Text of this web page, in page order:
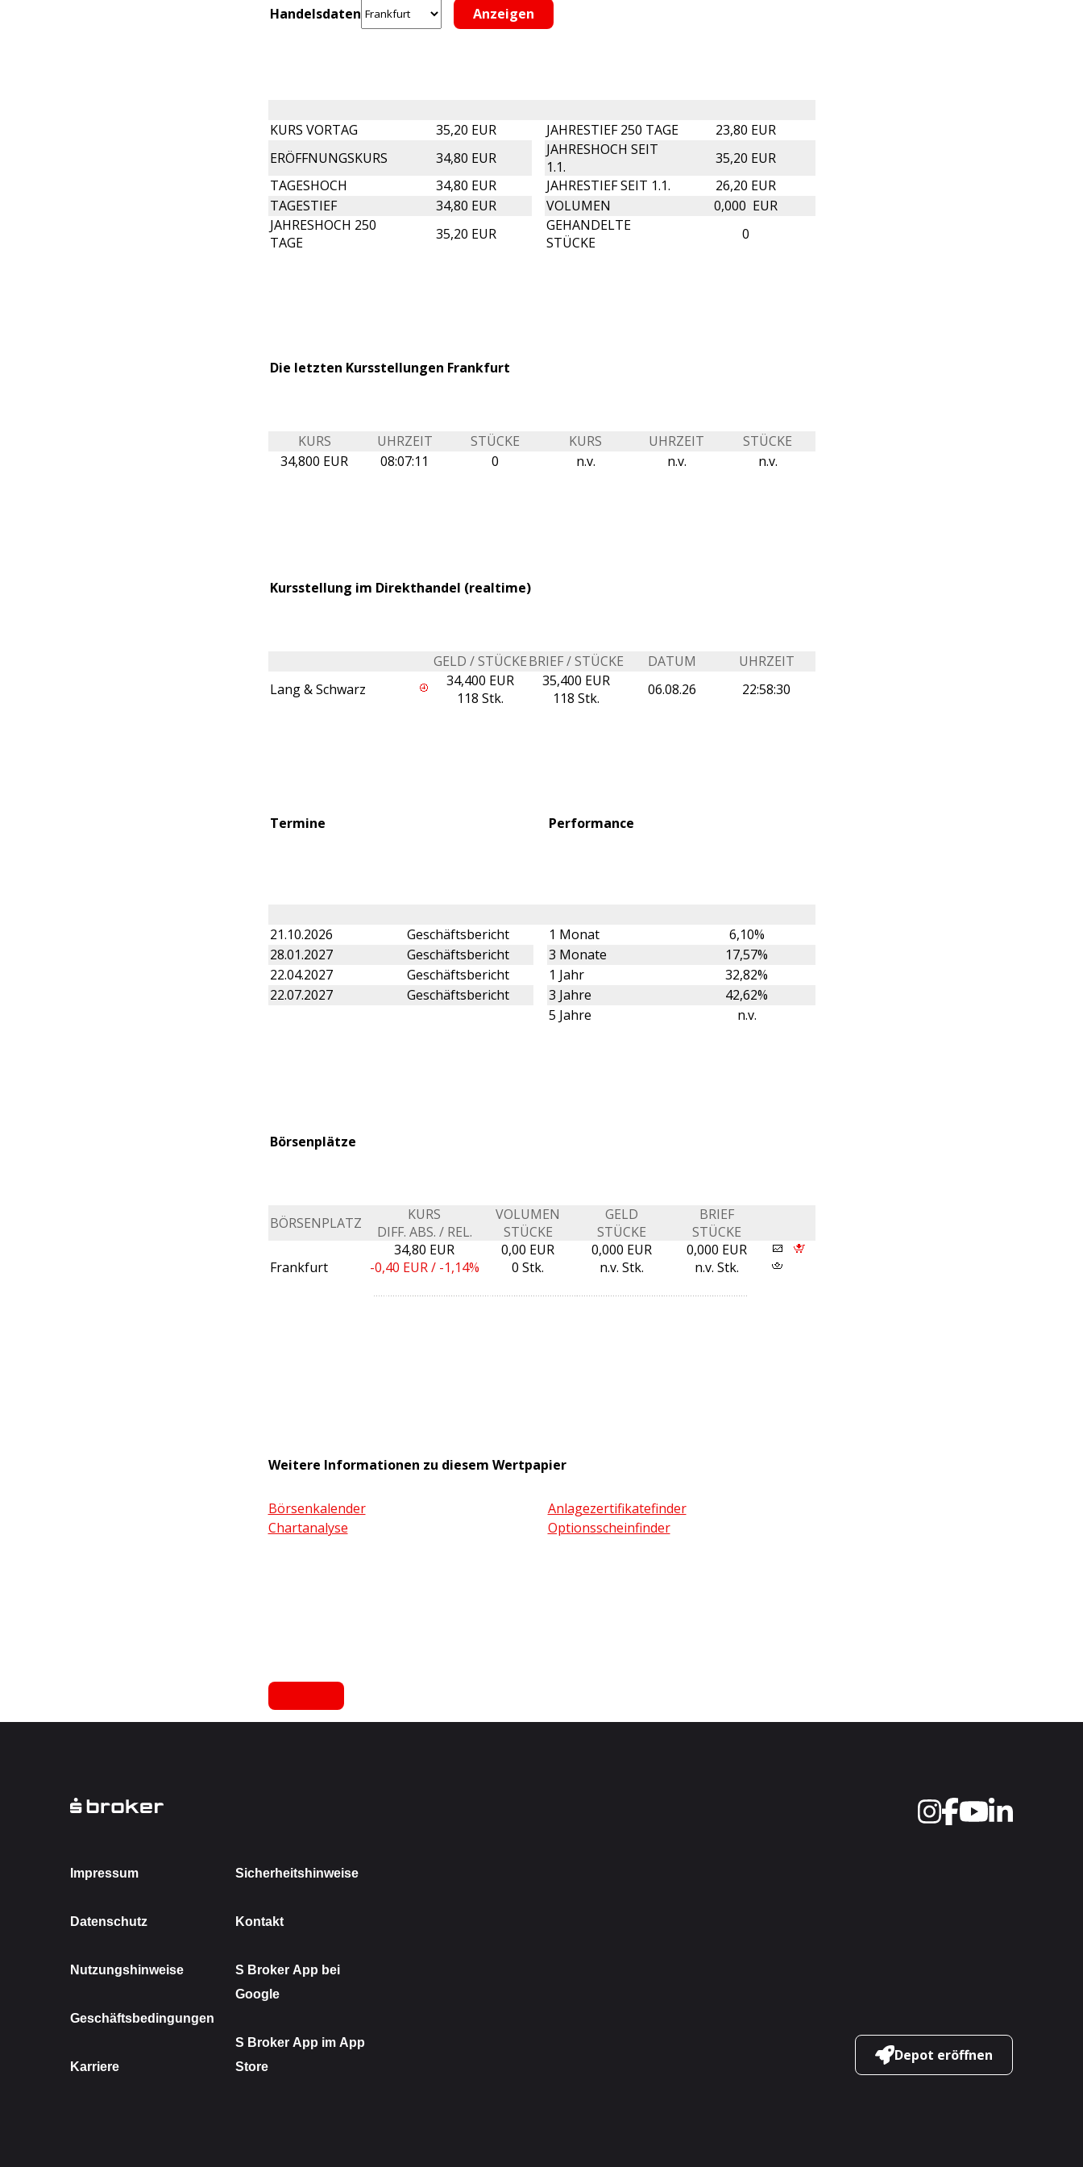
Handelsdaten
KURS VORTAG 35,20 EUR JAHRESTIEF 250 TAGE
23,80 EUR
ERÖFFNUNGSKURS
34,80 EUR
JAHRESHOCH SEIT
1.1.
35,20 EUR
TAGESHOCH
34,80 EUR JAHRESTIEF SEIT 1.1.
26,20 EUR
TAGESTIEF
34,80 EUR VOLUMEN
0,000 EUR
JAHRESHOCH 250
TAGE
35,20 EUR
GEHANDELTE
STÜCKE
0
Die letzten Kursstellungen Frankfurt
KURS UHRZEIT STÜCKE KURS UHRZEIT
STÜCKE
34,800 EUR
08:07:11 0 n.v. n.v. n.v.
Kursstellung im Direkthandel (realtime)
GELD / STÜCKEBRIEF / STÜCKE DATUM
UHRZEIT
Lang & Schwarz
34,400 EUR
118 Stk.
35,400 EUR
118 Stk.
06.08.26 22:58:30
Termine Performance
21.10.2026 Geschäftsbericht 1 Monat
6,10%
28.01.2027
Geschäftsbericht 3 Monate
17,57%
22.04.2027
Geschäftsbericht 1 Jahr
32,82%
22.07.2027
Geschäftsbericht 3 Jahre
42,62%
5 Jahre
n.v.
Börsenplätze
BÖRSENPLATZ
KURS
DIFF. ABS. / REL.
VOLUMEN
STÜCKE
GELD
STÜCKE
BRIEF
STÜCKE
Frankfurt
34,80 EUR
-0,40 EUR / -1,14%
0,00 EUR
0 Stk.
0,000 EUR
n.v. Stk.
0,000 EUR
n.v. Stk.
Weitere Informationen zu diesem Wertpapier
Börsenkalender
Chartanalyse
Anlagezertifikatefinder
Optionsscheinfinder